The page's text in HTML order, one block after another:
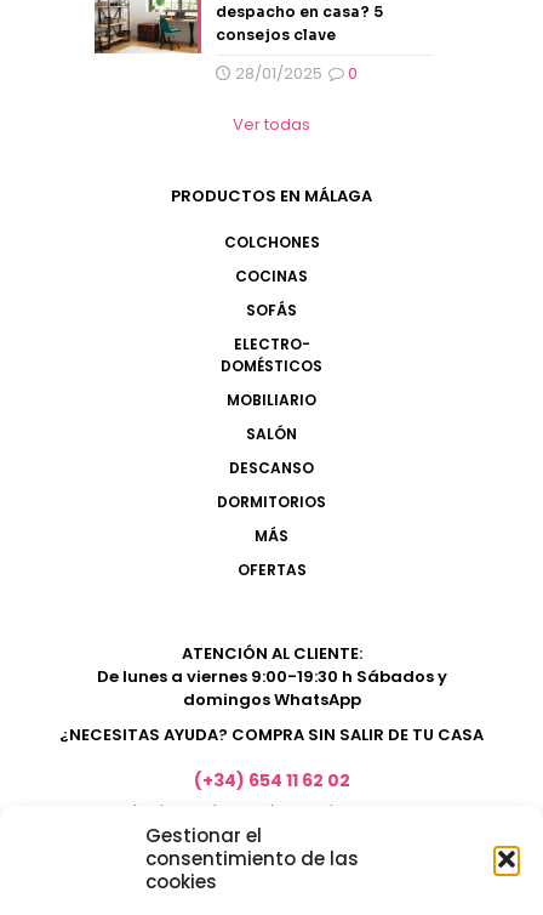
Gestionar el
consentimiento de las
cookies
despacho en casa? 5
consejos clave
28/01/2025 0
Ver todas
PRODUCTOS EN MÁLAGA
COLCHONES
COCINAS
SOFÁS
ELECTRO-
DOMÉSTICOS
MOBILIARIO
SALÓN
DESCANSO
DORMITORIOS
MÁS
OFERTAS
ATENCIÓN AL CLIENTE:
De lunes a viernes 9:00-19:30 h Sábados y
domingos WhatsApp
¿NECESITAS AYUDA? COMPRA SIN SALIR DE TU CASA
(+34) 654 11 62 02
marketing@electrodomesticosacosta.es
Tienda de muebles en Fuengirola